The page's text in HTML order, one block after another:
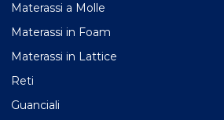
Materassi a Molle
Materassi in Foam
Materassi in Lattice
Reti
Guanciali